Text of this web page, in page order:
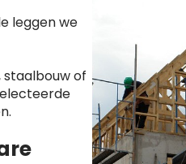
leggen we
of